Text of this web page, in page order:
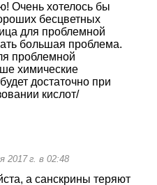
Очень хотелось бы
бесцветных
для проблемной
большая проблема.
проблемной
химические
достаточно при
кислот/
2017 г. в 02:48
а санскрины теряют